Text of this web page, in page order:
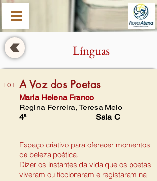
Línguas
F01 A Voz dos Poetas
Maria Helena Franco
Regina Ferreira, Teresa Melo
4ª
Sala C
Espaço criativo para oferecer momentos
de beleza poética.
Dizer os instantes da vida que os poetas
viveram ou ficcionaram e registaram na